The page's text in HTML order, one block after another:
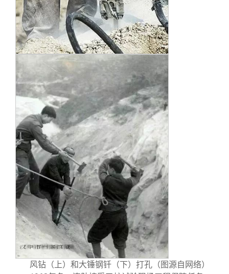
风钻（上）和大锤钢钎（下）打孔（图源自网络）